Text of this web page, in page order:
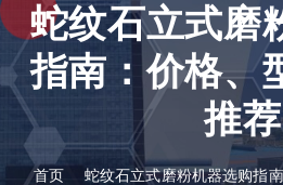
蛇纹石立式磨
指南：价格、
推荐
首页 蛇纹石立式磨粉机器选购指